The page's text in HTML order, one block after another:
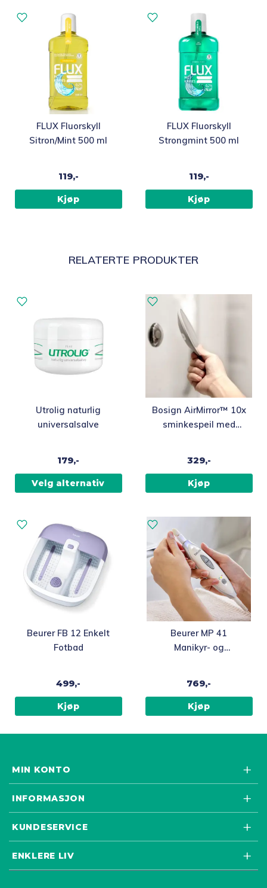
FLUX Fluorskyll
Sitron/Mint 500 ml
119,-
Kjøp
FLUX Fluorskyll
Strongmint 500 ml
119,-
Kjøp
RELATERTE PRODUKTER
Utrolig naturlig
universalsalve
179,-
Velg alternativ
produktet
Alternativene
kan
på
produktsiden
Bosign AirMirror™ 10x
sminkespeil med
329,-
Kjøp
Beurer FB 12 Enkelt
Fotbad
499,-
Kjøp
Beurer MP 41
Manikyr- og
769,-
Kjøp
MIN KONTO
INFORMASJON
KUNDESERVICE
ENKLERE LIV